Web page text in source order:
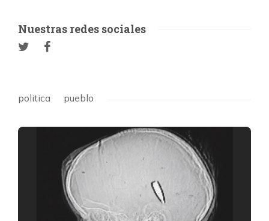
Nuestras redes sociales
politica pueblo